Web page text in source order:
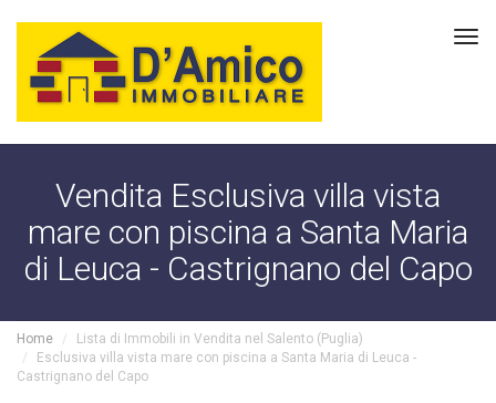
Vendita Esclusiva villa vista
mare con piscina a Santa Maria
di Leuca - Castrignano del Capo
Home
Lista di Immobili in Vendita nel Salento (Puglia)
Esclusiva villa vista mare con piscina a Santa Maria di Leuca -
Castrignano del Capo